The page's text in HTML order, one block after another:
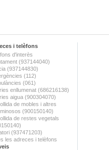
i telèfons
d'interès
(937144040)
(937144830)
(112)
(061)
enllumenat (686216138)
aigua (900304070)
de mobles i altres
(900150140)
de restes vegetals
(937471203)
les adreces i telèfons